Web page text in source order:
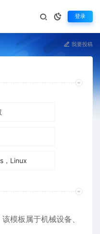
登录
我要投稿
，Linux
模板属于机械设备、